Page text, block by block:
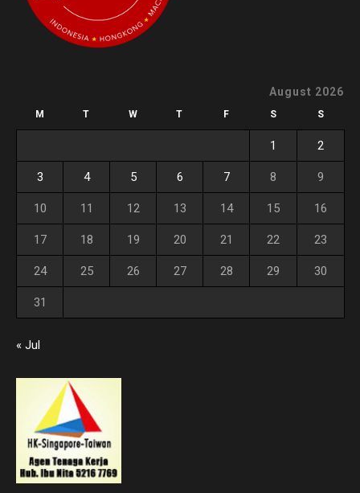
August 2026
M T W T F S S
1 2
3 4 5 6 7 8 9
10 11 12 13 14 15 16
17 18 19 20 21 22 23
24 25 26 27 28 29 30
31
« Jul